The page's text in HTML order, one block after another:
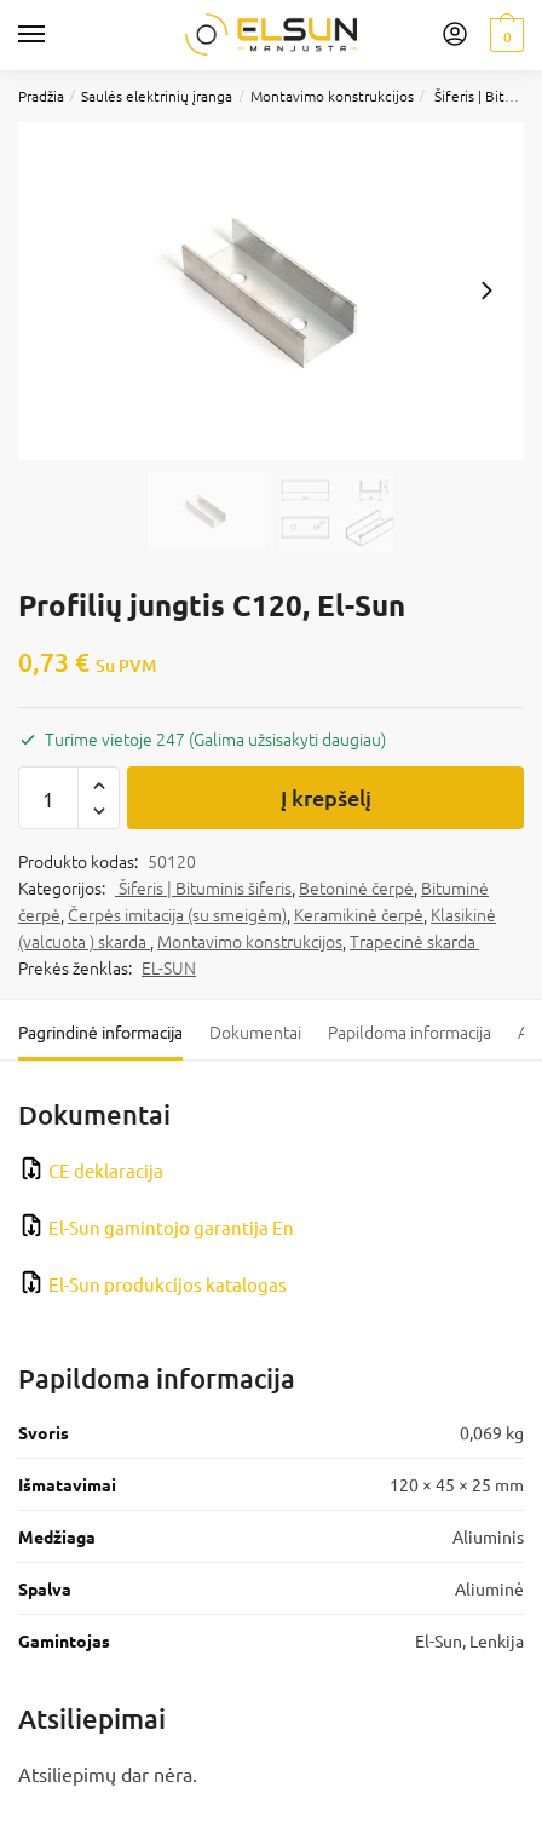
0
Pradžia / Saulės elektrinių įranga / Montavimo konstrukcijos / Šiferis | Bituminis šiferis
Profilių jungtis C120, El-Sun
0,73 € Su PVM
Turime vietoje 247 (Galima užsisakyti daugiau)
Į krepšelį
Produkto kodas: 50120
Kategorijos: Šiferis | Bituminis šiferis, Betoninė čerpė, Bituminė
čerpė, Čerpės imitacija (su smeigėm), Keramikinė čerpė, Klasikinė
(valcuota ) skarda , Montavimo konstrukcijos,Trapecinė skarda
Prekės ženklas: EL-SUN
Pagrindinė informacija Dokumentai Papildoma informacija
Dokumentai
CE deklaracija
El-Sun gamintojo garantija En
El-Sun produkcijos katalogas
Papildoma informacija
Svoris 0,069 kg
Išmatavimai 120 × 45 × 25 mm
Medžiaga Aliuminis
Spalva Aliuminė
Gamintojas El-Sun, Lenkija
Atsiliepimai
Atsiliepimų dar nėra.